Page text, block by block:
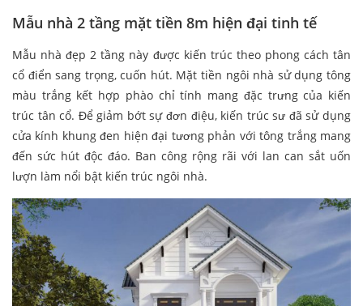
Mẫu nhà 2 tầng mặt tiền 8m hiện đại tinh tế
Mẫu nhà đẹp 2 tầng này được kiến trúc theo phong cách tân
cổ điển sang trọng, cuốn hút. Mặt tiền ngôi nhà sử dụng tông
màu trắng kết hợp phào chỉ tính mang đặc trưng của kiến
trúc tân cổ. Để giảm bớt sự đơn điệu, kiến trúc sư đã sử dụng
cửa kính khung đen hiện đại tương phản với tông trắng mang
đến sức hút độc đáo. Ban công rộng rãi với lan can sắt uốn
lượn làm nổi bật kiến trúc ngôi nhà.